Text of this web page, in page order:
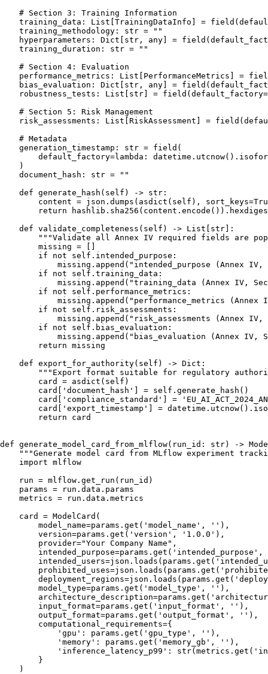
# Section 3: Training Information
    training_data:
List [TrainingDataInfo] =
    training_methodology:
str =
""
    hyperparameters:
Dict [ str , any] =
    training_duration:
str =
""
# Section 4: Evaluation
    performance_metrics:
List [PerformanceMetrics] =
    bias_evaluation:
Dict [ str , any] =
    robustness_tests:
List [ str] = field(default_factory=
# Section 5: Risk Management
    risk_assessments:
List [RiskAssessment] =
# Metadata
    generation_timestamp:
str = field(
        default_factory=
lambda :
    )
    document_hash:
str =
""
def generate_hash ( self ) -> str :
        content = json.dumps(asdict(
self ), sort_keys=
return
def validate_completeness ( self ) -> List [ str]:
"""Validate all Annex IV required fields are
        missing = []
if
not self .intended_purpose:
            missing.append(
"intended_purpose (Annex
if
not self .training_data:
            missing.append(
"training_data (Annex IV,
if
not self .performance_metrics:
            missing.append(
"performance_metrics
if
not self .risk_assessments:
            missing.append(
"risk_assessments (Annex
if
not self .bias_evaluation:
            missing.append(
"bias_evaluation (Annex IV,
return missing
def export_for_authority( self ) -> Dict :
"""Export format suitable for regulatory
        card = asdict(
self )
        card[
'document_hash' ] = self .generate_hash()
        card[
'compliance_standard' ] =
        card[
'export_timestamp' ] =
return card
def generate_model_card_from_mlflow( run_id: str) ->
"""Generate model card from MLflow experiment
import mlflow
    run = mlflow.get_run(run_id)
    params = run.data.params
    metrics = run.data.metrics
    card = ModelCard(
        model_name=params.get(
'model_name' , '' ),
        version=params.get(
'version' , '1.0.0' ),
        provider=
"Your Company Name" ,
        intended_purpose=params.get(
'intended_purpose' ,
        intended_users=json.loads(params.get(
        prohibited_uses=json.loads(params.get(
        deployment_regions=json.loads(params.get(
        model_type=params.get(
'model_type' , '' ),
        architecture_description=params.get(
        input_format=params.get(
'input_format' , '' ),
        output_format=params.get(
'output_format' , '' ),
        computational_requirements={
'gpu' : params.get( 'gpu_type' , '' ),
'memory' : params.get( 'memory_gb' , '' ),
'inference_latency_p99' : str(metrics.get(
        }
    )